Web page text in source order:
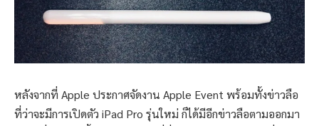
หลังจากที่ Apple ประกาศจัดงาน Apple Event พร้อมทั้งข่าวลือ
ที่ว่าจะมีการเปิดตัว iPad Pro รุ่นใหม่ ก็ได้มีอีกข่าวลือตามออกมา